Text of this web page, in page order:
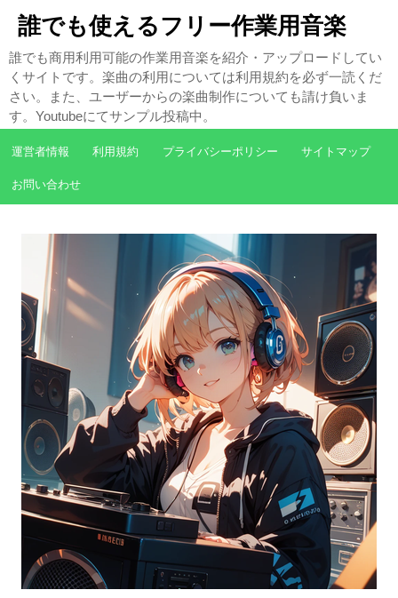
誰でも使えるフリー作業用音楽
誰でも商用利用可能の作業用音楽を紹介・アップロードしてい
くサイトです。楽曲の利用については利用規約を必ず一読くだ
さい。また、ユーザーからの楽曲制作についても請け負いま
す。Youtubeにてサンプル投稿中。
運営者情報 利用規約 プライバシーポリシー サイトマップ
お問い合わせ